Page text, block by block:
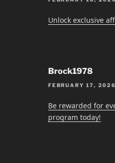
Unlock exclusive
Brock1978
FEBRUARY 17,
Be rewarded for
program today!